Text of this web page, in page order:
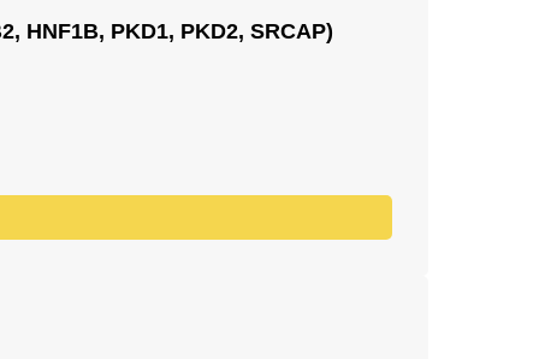
HNF1B, PKD1, PKD2, SRCAP)